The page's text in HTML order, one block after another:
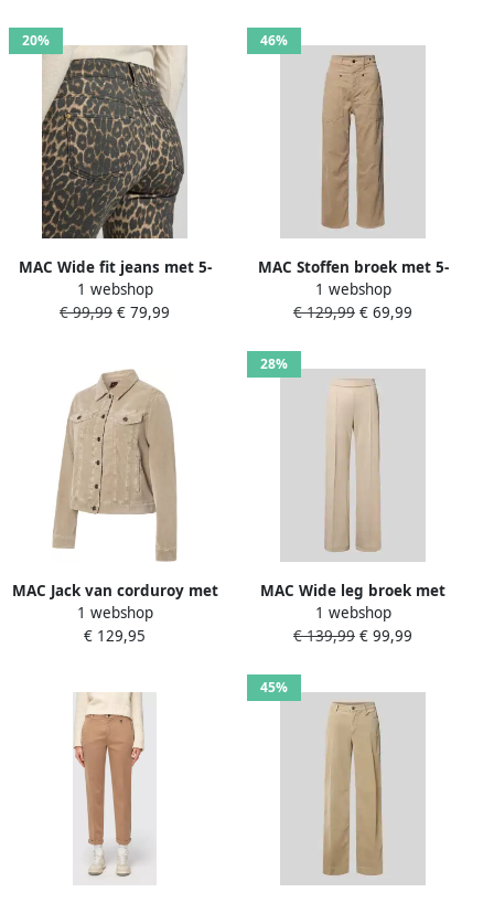
20%
MAC Wide fit jeans met 5-
pocketmodel
1 webshop
€ 99,99 € 79,99
46%
MAC Stoffen broek met 5-
pocketmodel
1 webshop
€ 129,99 € 69,99
MAC Jack van corduroy met
borstzakken
1 webshop
€ 129,95
28%
MAC Wide leg broek met
elastische band model
'Chiara'
1 webshop
€ 139,99 € 99,99
45%